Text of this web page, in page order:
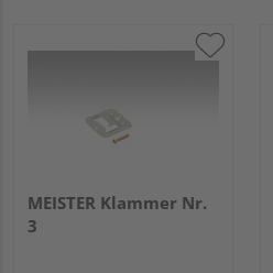
MEISTER Klammer Nr.
3